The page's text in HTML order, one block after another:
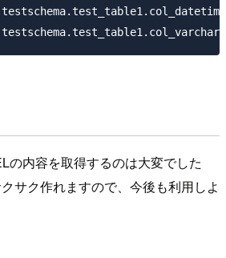
の内容を取得するのは大変でした
サク作れますので、今後も利用しよ